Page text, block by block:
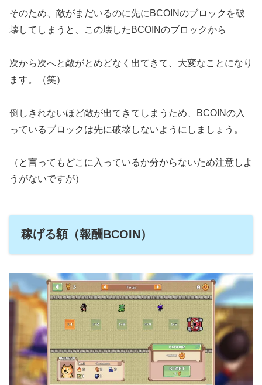
そのため、敵がまだいるのに先にBCOINのブロックを破
壊してしまうと、この壊したBCOINのブロックから
次から次へと敵がとめどなく出てきて、大変なことになり
ます。（笑）
倒しきれないほど敵が出てきてしまうため、BCOINの入
っているブロックは先に破壊しないようにしましょう。
（と言ってもどこに入っているか分からないため注意しよ
うがないですが）
稼げる額（報酬BCOIN）